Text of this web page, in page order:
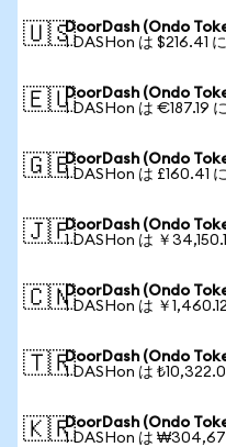
🇺🇸DoorDash (Ondo
1 DASHon は $216.41
🇪🇺DoorDash (Ondo
1 DASHon は €187.19
🇬🇧DoorDash (Ondo
1 DASHon は £160.41
🇯🇵DoorDash (Ondo
1 DASHon は ￥
🇨🇳DoorDash (Ondo
1 DASHon は ￥
🇹🇷DoorDash (Ondo
1 DASHon は
🇰🇷DoorDash (Ondo
1 DASHon は